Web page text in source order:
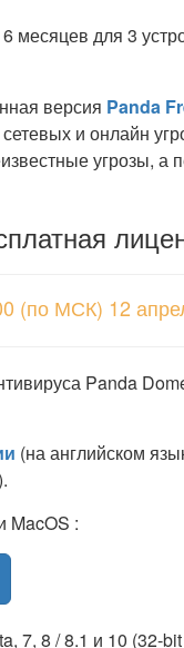
версия Panda
и онлайн
угрозы, а
(по МСК) 12
Panda
(на английском
MacOS :
7, 8 / 8.1 и 10 (32-